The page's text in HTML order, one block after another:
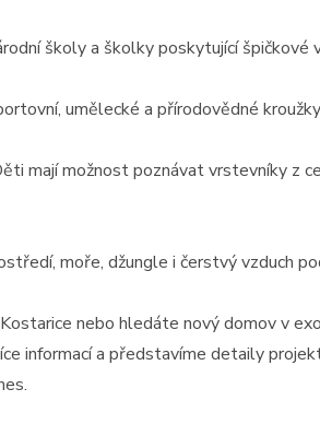
školy a školky poskytující špičkové
umělecké a přírodovědné
mají možnost poznávat vrstevníky z
moře, džungle i čerstvý vzduch
nebo hledáte nový domov v
informací a představíme detaily